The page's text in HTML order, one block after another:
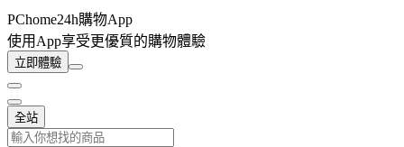
PChome24h購物App
使用App享受更優質的購物體驗
立即體驗
全站